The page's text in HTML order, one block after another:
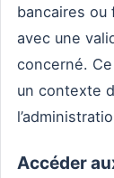
bancaires ou
avec une
concerné.
un contexte
Accéder